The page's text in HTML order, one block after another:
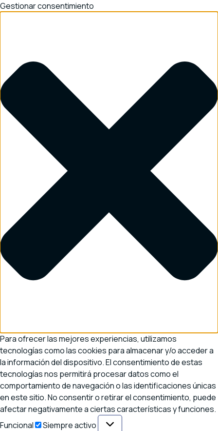
Gestionar consentimiento
Para ofrecer las mejores experiencias, utilizamos
tecnologías como las cookies para almacenar y/o acceder a
la información del dispositivo. El consentimiento de estas
tecnologías nos permitirá procesar datos como el
comportamiento de navegación o las identificaciones únicas
en este sitio. No consentir o retirar el consentimiento, puede
afectar negativamente a ciertas características y funciones.
Funcional
Funcional
Siempre activo